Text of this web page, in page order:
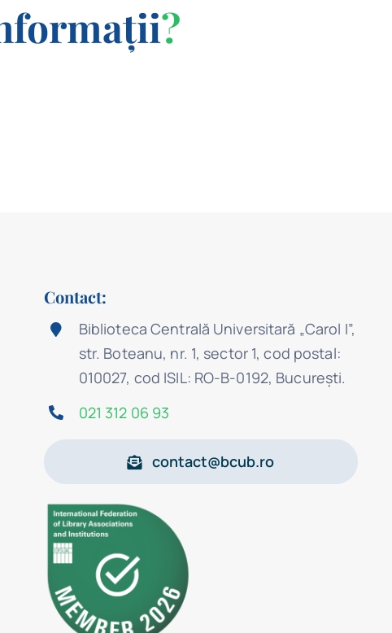
?
Contact:
Biblioteca Centrală Universitară „Carol I”,
str. Boteanu, nr. 1, sector 1, cod postal:
010027, cod ISIL: RO-B-0192, Bucureşti.
021 312 06 93
contact@bcub.ro